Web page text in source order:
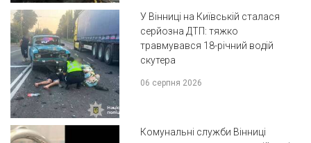
У Вінниці на Київській сталася
серйозна ДТП: тяжко
травмувався 18-річний водій
скутера
06 серпня 2026
Комунальні служби Вінниці